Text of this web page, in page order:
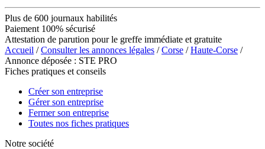
Plus de 600 journaux habilités
Paiement 100% sécurisé
Attestation de parution pour le greffe immédiate et gratuite
Accueil /Consulter les annonces légales /Corse /Haute-Corse /
Annonce déposée : STE PRO
Fiches pratiques et conseils
Créer son entreprise
Gérer son entreprise
Fermer son entreprise
Toutes nos fiches pratiques
Notre société